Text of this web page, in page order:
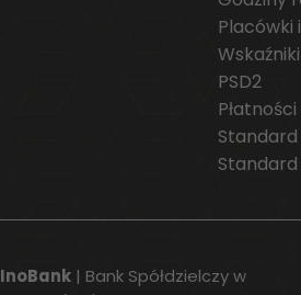
PSD2
InoBank | Bank Spółdzielczy w